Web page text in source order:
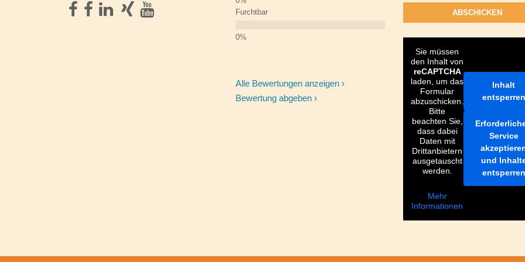
Furchtbar
Alle Bewertungen anzeigen ›
Bewertung abgeben ›
Sie müssen
den Inhalt von
reCAPTCHA
laden, um das
Formular
abzuschicken.
Bitte
beachten Sie,
dass dabei
Daten mit
Drittanbietern
ausgetauscht
werden.
Mehr
Informationen
Inhalt
entsperren
Service
und
entsperren